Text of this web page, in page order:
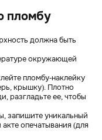
пломбу
должна быть
окружающей
пломбу-наклейку
крышку). Плотно
разгладьте ее, чтобы
запишите уникальный
опечатывания (для